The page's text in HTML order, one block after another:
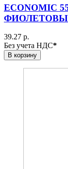
ECONOMIC
39.27 р.
Без учета НДС*
В корзину